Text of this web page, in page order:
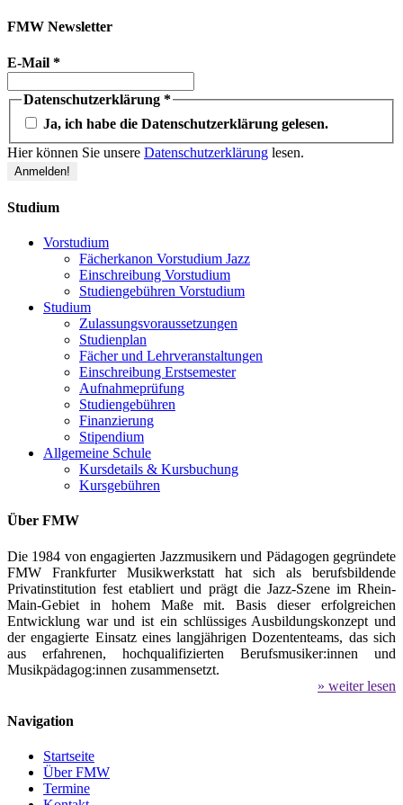
FMW Newsletter
E-Mail *
Datenschutzerklärung *
Ja, ich habe die Datenschutzerklärung gelesen.
Hier können Sie unsere Datenschutzerklärung lesen.
Studium
Vorstudium
Fächerkanon Vorstudium Jazz
Einschreibung Vorstudium
Studiengebühren Vorstudium
Studium
Zulassungsvoraussetzungen
Studienplan
Fächer und Lehrveranstaltungen
Einschreibung Erstsemester
Aufnahmeprüfung
Studiengebühren
Finanzierung
Stipendium
Allgemeine Schule
Kursdetails & Kursbuchung
Kursgebühren
Über FMW
Die 1984 von engagierten Jazzmusikern und Pädagogen gegründete
FMW Frankfurter Musikwerkstatt hat sich als berufsbildende
Privatinstitution fest etabliert und prägt die Jazz-Szene im Rhein-
Main-Gebiet in hohem Maße mit. Basis dieser erfolgreichen
Entwicklung war und ist ein schlüssiges Ausbildungskonzept und
der engagierte Einsatz eines langjährigen Dozententeams, das sich
aus erfahrenen, hochqualifizierten Berufsmusiker:innen und
Musikpädagog:innen zusammensetzt.
» weiter lesen
Navigation
Startseite
Über FMW
Termine